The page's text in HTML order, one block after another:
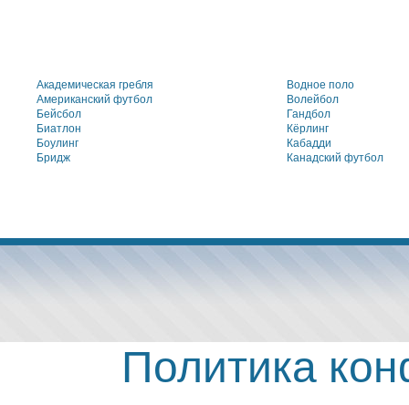
Академическая гребля
Американский футбол
Бейсбол
Биатлон
Боулинг
Бридж
Водное поло
Волейбол
Гандбол
Кёрлинг
Кабадди
Канадский футбол
Политика